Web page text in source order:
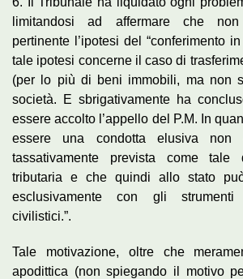
limitandosi ad affermare che
pertinente l’ipotesi del “conferimento
tale ipotesi concerne il caso di
(per lo più di beni immobili, ma non
società. E sbrigativamente ha
essere accolto l’appello del P.M. In
essere una condotta elusiva non
tassativamente prevista come tale
tributaria e che quindi allo stato
esclusivamente con gli strumenti
civilistici.”.
Tale motivazione, oltre che
apodittica (non spiegando il motivo